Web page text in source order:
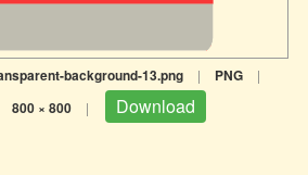
background-13.png | PNG |
800 × 800 | Download